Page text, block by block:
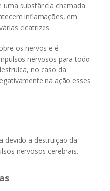
substância chamada
inflamações, em
cicatrizes.
os nervos e é
nervosos para todo
no caso da
na ação esses
devido a destruição da
nervosos cerebrais.